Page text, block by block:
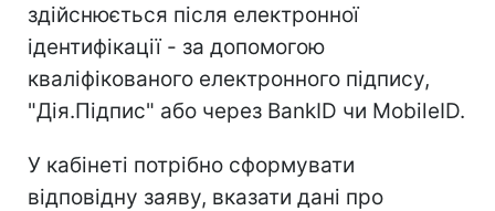
здійснюється після електронної
ідентифікації - за допомогою
кваліфікованого електронного підпису,
"Дія.Підпис" або через BankID чи MobileID.
У кабінеті потрібно сформувати
відповідну заяву, вказати дані про